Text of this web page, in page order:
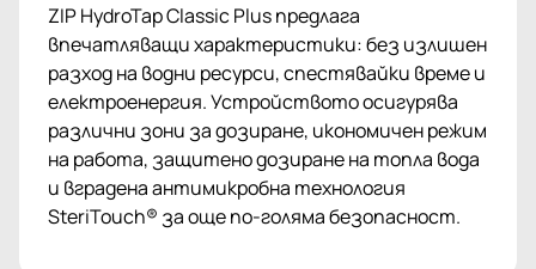
ZIP HydroTap Classic Plus предлага
впечатляващи характеристики: без излишен
разход на водни ресурси, спестявайки време и
електроенергия. Устройството осигурява
различни зони за дозиране, икономичен режим
на работа, защитено дозиране на топла вода
и вградена антимикробна технология
SteriTouch® за още по-голяма безопасност.